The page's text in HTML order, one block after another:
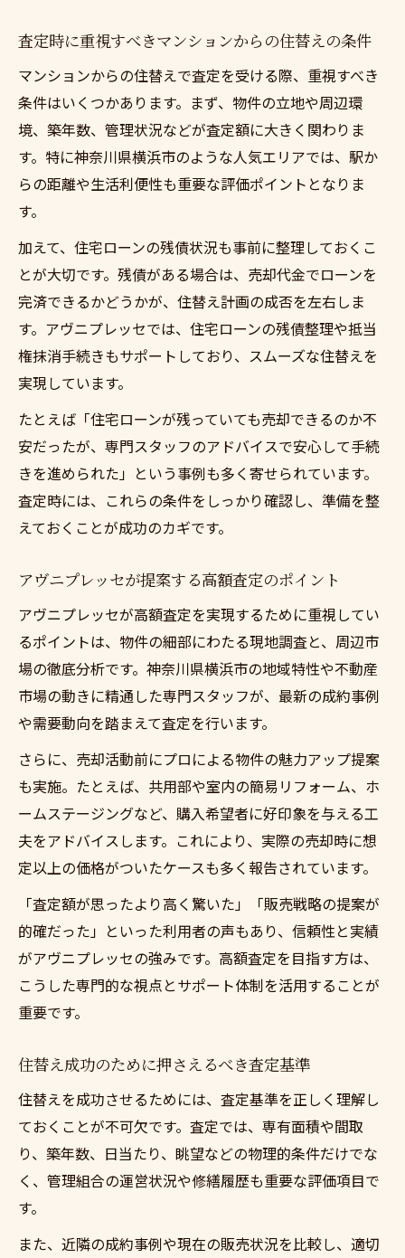
査定時に重視すべきマンションからの住替えの条件
マンションからの住替えで査定を受ける際、重視すべき
条件はいくつかあります。まず、物件の立地や周辺環
境、築年数、管理状況などが査定額に大きく関わりま
す。特に神奈川県横浜市のような人気エリアでは、駅か
らの距離や生活利便性も重要な評価ポイントとなりま
す。
加えて、住宅ローンの残債状況も事前に整理しておくこ
とが大切です。残債がある場合は、売却代金でローンを
完済できるかどうかが、住替え計画の成否を左右しま
す。アヴニプレッセでは、住宅ローンの残債整理や抵当
権抹消手続きもサポートしており、スムーズな住替えを
実現しています。
たとえば「住宅ローンが残っていても売却できるのか不
安だったが、専門スタッフのアドバイスで安心して手続
きを進められた」という事例も多く寄せられています。
査定時には、これらの条件をしっかり確認し、準備を整
えておくことが成功のカギです。
アヴニプレッセが提案する高額査定のポイント
アヴニプレッセが高額査定を実現するために重視してい
るポイントは、物件の細部にわたる現地調査と、周辺市
場の徹底分析です。神奈川県横浜市の地域特性や不動産
市場の動きに精通した専門スタッフが、最新の成約事例
や需要動向を踏まえて査定を行います。
さらに、売却活動前にプロによる物件の魅力アップ提案
も実施。たとえば、共用部や室内の簡易リフォーム、ホ
ームステージングなど、購入希望者に好印象を与える工
夫をアドバイスします。これにより、実際の売却時に想
定以上の価格がついたケースも多く報告されています。
「査定額が思ったより高く驚いた」「販売戦略の提案が
的確だった」といった利用者の声もあり、信頼性と実績
がアヴニプレッセの強みです。高額査定を目指す方は、
こうした専門的な視点とサポート体制を活用することが
重要です。
住替え成功のために押さえるべき査定基準
住替えを成功させるためには、査定基準を正しく理解し
ておくことが不可欠です。査定では、専有面積や間取
り、築年数、日当たり、眺望などの物理的条件だけでな
く、管理組合の運営状況や修繕履歴も重要な評価項目で
す。
また、近隣の成約事例や現在の販売状況を比較し、適切